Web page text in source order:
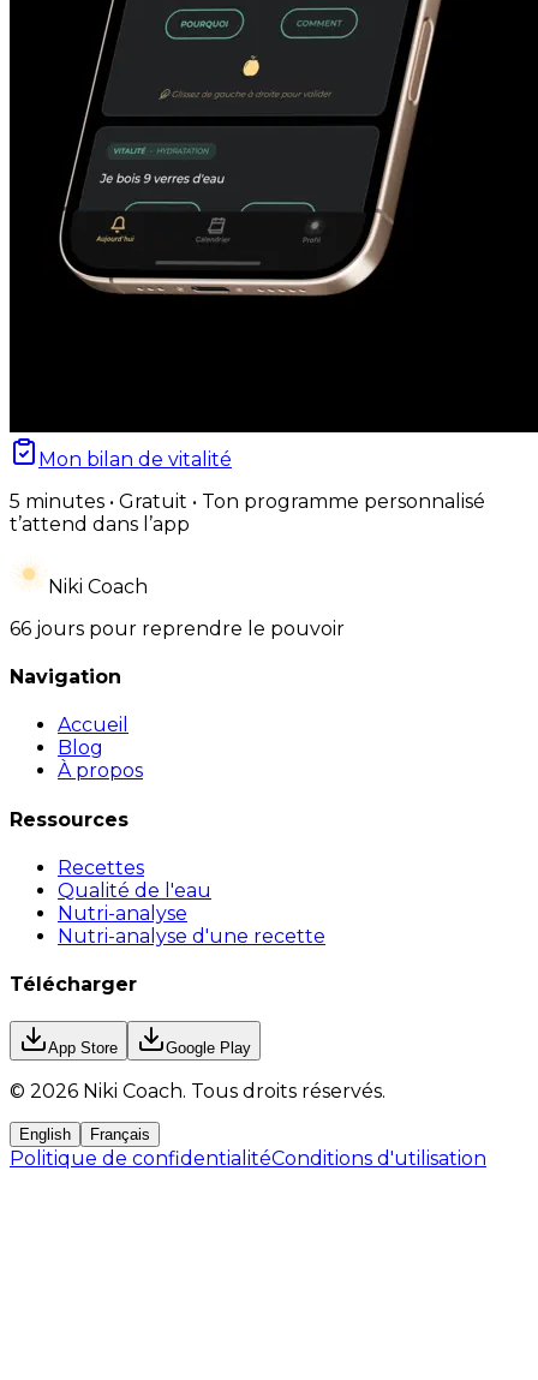
Mon bilan de vitalité
5 minutes • Gratuit • Ton programme personnalisé
t’attend dans l’app
Niki Coach
66 jours pour reprendre le pouvoir
Navigation
Accueil
Blog
À propos
Ressources
Recettes
Qualité de l'eau
Nutri-analyse
Nutri-analyse d'une recette
Télécharger
App Store Google Play
© 2026 Niki Coach. Tous droits réservés.
English Français
Politique de confidentialitéConditions d'utilisation